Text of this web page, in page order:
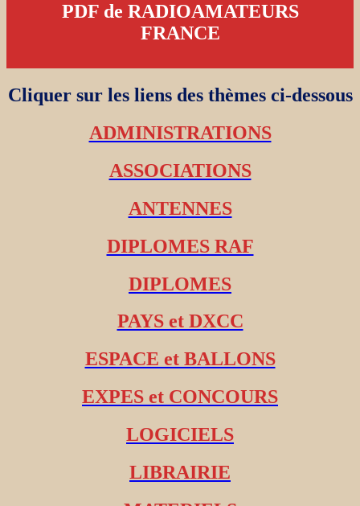
PDF de RADIOAMATEURS
FRANCE
Cliquer sur les liens des thèmes ci-dessous
ADMINISTRATIONS
ASSOCIATIONS
ANTENNES
DIPLOMES RAF
DIPLOMES
PAYS et DXCC
ESPACE et BALLONS
EXPES et CONCOURS
LOGICIELS
LIBRAIRIE